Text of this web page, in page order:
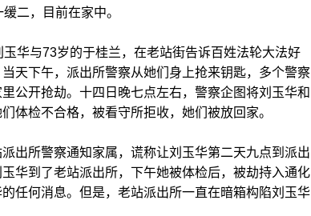
二，目前在家中。
华与73岁的于桂兰，在老站街告诉百姓法轮大法好
天下午，派出所警察从她们身上抢来钥匙，多个警察
公开抢劫。十四日晚七点左右，警察企图将刘玉华和
体检不合格，被看守所拒收，她们被放回家。
出所警察通知家属，谎称让刘玉华第二天九点到派出
华到了老站派出所，下午她被体检后，被劫持入通化
任何消息。但是，老站派出所一直在暗箱构陷刘玉华